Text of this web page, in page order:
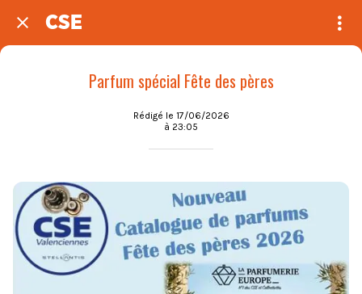
CSE
Parfum spécial Fête des pères
Rédigé le 17/06/2026
à 23:05